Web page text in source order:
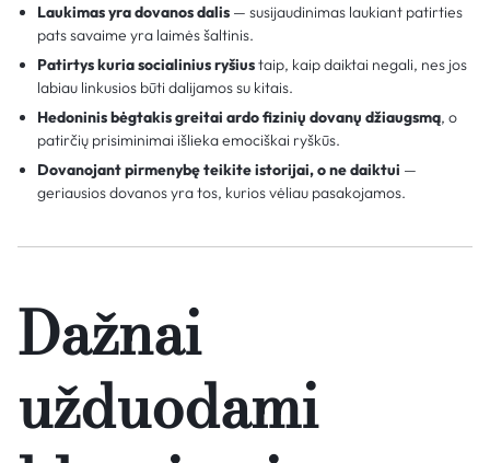
Laukimas yra dovanos dalis — susijaudinimas laukiant patirties
pats savaime yra laimės šaltinis.
Patirtys kuria socialinius ryšiustaip, kaip daiktai negali, nes jos
labiau linkusios būti dalijamos su kitais.
Hedoninis bėgtakis greitai ardo fizinių dovanų džiaugsmą, o
patirčių prisiminimai išlieka emociškai ryškūs.
Dovanojant pirmenybę teikite istorijai, o ne daiktui —
geriausios dovanos yra tos, kurios vėliau pasakojamos.
Dažnai
užduodami